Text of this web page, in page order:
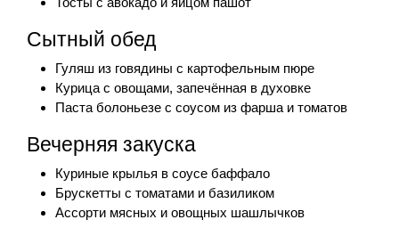
Сытный обед
Гуляш из говядины с картофельным пюре
Курица с овощами, запечённая в духовке
Паста болоньезе с соусом из фарша и томатов
Вечерняя закуска
Куриные крылья в соусе баффало
Брускетты с томатами и базиликом
Ассорти мясных и овощных шашлычков